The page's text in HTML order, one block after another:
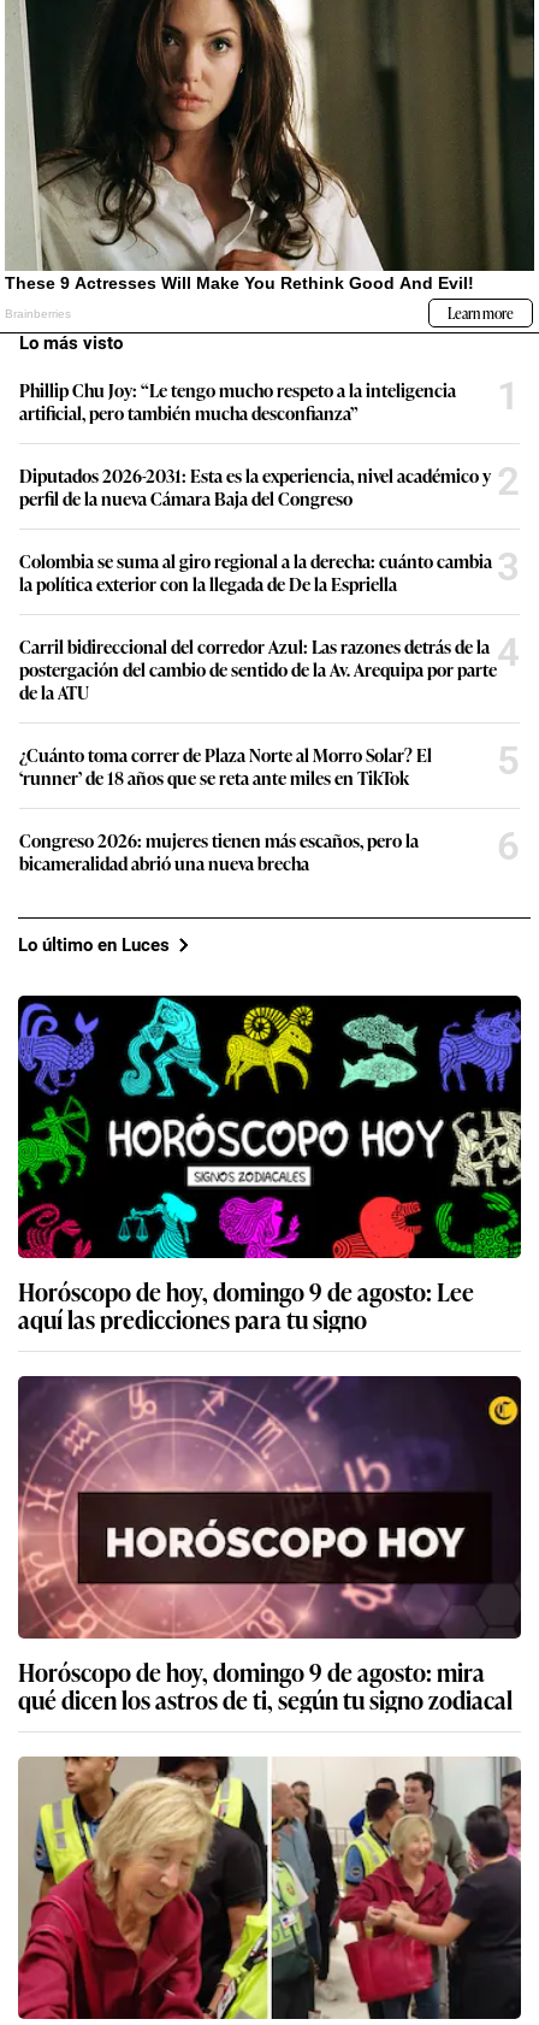
Lo más visto
Phillip Chu Joy: “Le tengo mucho respeto a la inteligencia
artificial, pero también mucha desconfianza”
1
Diputados 2026-2031: Esta es la experiencia, nivel académico y
perfil de la nueva Cámara Baja del Congreso
2
Colombia se suma al giro regional a la derecha: cuánto cambia
la política exterior con la llegada de De la Espriella
3
Carril bidireccional del corredor Azul: Las razones detrás de la
postergación del cambio de sentido de la Av. Arequipa por parte
de la ATU
4
¿Cuánto toma correr de Plaza Norte al Morro Solar? El
‘runner’ de 18 años que se reta ante miles en TikTok
5
Congreso 2026: mujeres tienen más escaños, pero la
bicameralidad abrió una nueva brecha
6
Lo último en Luces
Horóscopo de hoy, domingo 9 de agosto: Lee
aquí las predicciones para tu signo
Horóscopo de hoy, domingo 9 de agosto: mira
qué dicen los astros de ti, según tu signo zodiacal